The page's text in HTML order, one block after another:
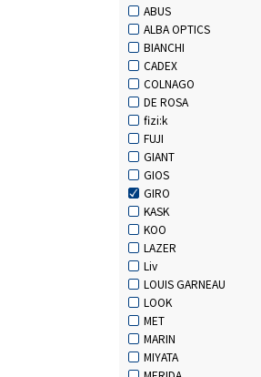
ABUS
ALBA OPTICS
BIANCHI
CADEX
COLNAGO
DE ROSA
fizi:k
FUJI
GIANT
GIOS
GIRO
KASK
KOO
LAZER
Liv
LOUIS GARNEAU
LOOK
MET
MARIN
MIYATA